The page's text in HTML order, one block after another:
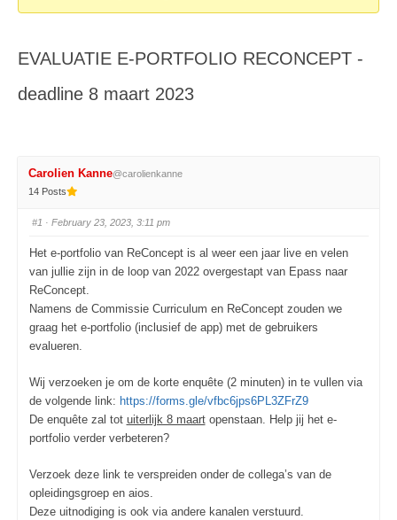
are
EVALUATIE E-PORTFOLIO RECONCEPT -
deadline 8 maart 2023
Carolien Kanne@carolienkanne
14 Posts
#1 · February 23, 2023, 3:11 pm
Het e-portfolio van ReConcept is al weer een jaar live en velen
van jullie zijn in de loop van 2022 overgestapt van Epass naar
ReConcept.
Namens de Commissie Curriculum en ReConcept zouden we
graag het e-portfolio (inclusief de app) met de gebruikers
evalueren.
Wij verzoeken je om de korte enquête (2 minuten) in te vullen via
de volgende link: https://forms.gle/vfbc6jps6PL3ZFrZ9
De enquête zal tot uiterlijk 8 maartopenstaan. Help jij het e-
portfolio verder verbeteren?
Verzoek deze link te verspreiden onder de collega’s van de
opleidingsgroep en aios.
Deze uitnodiging is ook via andere kanalen verstuurd.